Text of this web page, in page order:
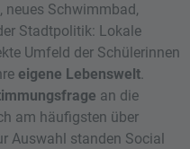
neues Schwimmbad,
Stadtpolitik: Lokale
Umfeld der Schülerinnen
eigene Lebenswelt.
an die
am häufigsten über
Auswahl standen Social